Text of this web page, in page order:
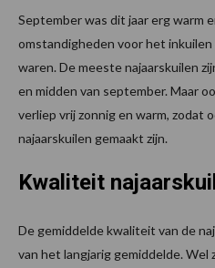
September was dit jaar erg warm
omstandigheden voor het
waren. De meeste najaarskuilen
en midden van september. Maar
verliep vrij zonnig en warm, zodat
najaarskuilen gemaakt zijn.
Kwaliteit
De gemiddelde kwaliteit van de
van het langjarig gemiddelde. Wel